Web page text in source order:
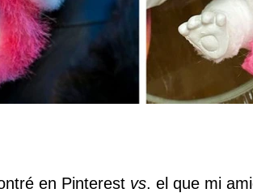
en Pinterest vs. el que mi